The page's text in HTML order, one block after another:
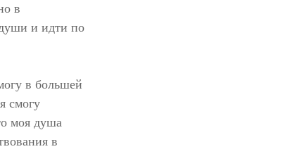
в
и идти по
в большей
смогу
моя душа
в